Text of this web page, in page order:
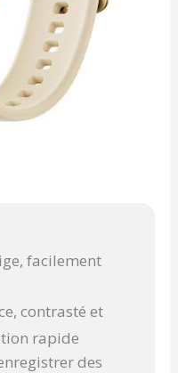
facilement
contrasté et
rapide
des